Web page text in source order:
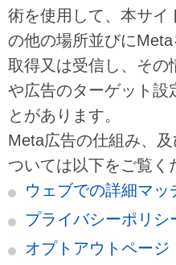
術を使用して、本サイ
の他の場所並びに
取得又は受信し、その
や広告のターゲット設
とがあります。
Meta広告の仕組み、
ついては以下をご覧く
ウェブでの詳細マッ
プライバシーポリシ
オプトアウトページ